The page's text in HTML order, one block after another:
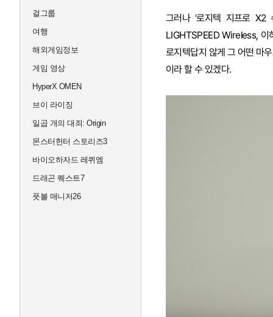
걸그룹
여행
해외게임정보
게임 영상
HyperX OMEN
브이 라이징
일곱 개의 대죄: Origin
몬스터헌터 스토리즈3
바이오하자드 레퀴엠
드래곤 퀘스트7
풋볼 매니저26
그러나 '로지텍 지프로 X2
LIGHTSPEED Wireless, 이
로지텍답지 않게 그 어떤 마
이라 할 수 있겠다.